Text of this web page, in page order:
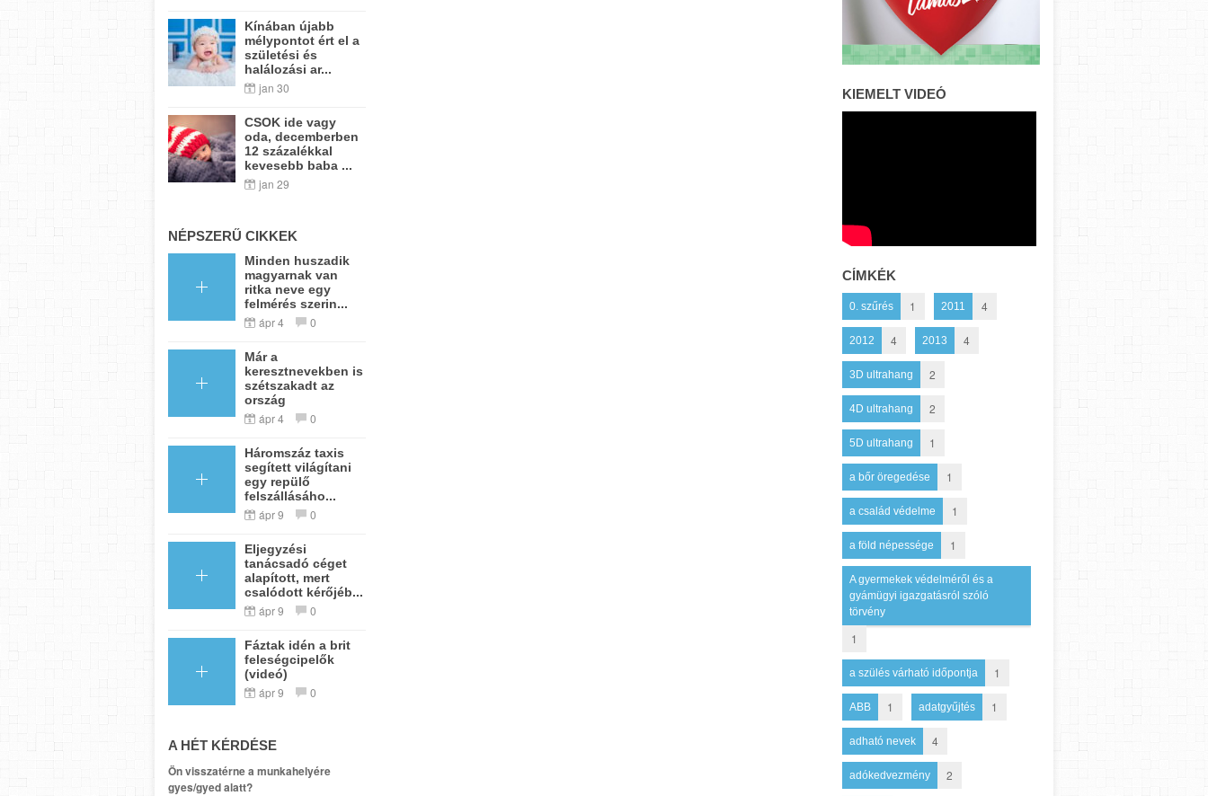
Kínában újabb
mélypontot ért el a
születési és
halálozási ar...
jan 30
CSOK ide vagy
oda, decemberben
12 százalékkal
kevesebb baba ...
jan 29
NÉPSZERŰ CIKKEK
Minden huszadik
magyarnak van
ritka neve egy
felmérés szerin...
ápr 4 0
Már a
keresztnevekben is
szétszakadt az
ország
ápr 4 0
Háromszáz taxis
segített világítani
egy repülő
felszállásáho...
ápr 9 0
Eljegyzési
tanácsadó céget
alapított, mert
csalódott kérőjéb...
ápr 9 0
Fáztak idén a brit
feleségcipelők
(videó)
ápr 9 0
A HÉT KÉRDÉSE
Ön visszatérne a munkahelyére
gyes/gyed alatt?
KIEMELT VIDEÓ
CÍMKÉK
0. szűrés 1 2011 4
2012 4 2013 4
3D ultrahang 2
4D ultrahang 2
5D ultrahang 1
a bőr öregedése 1
a család védelme 1
a föld népessége 1
A gyermekek védelméről és a
gyámügyi igazgatásról szóló
törvény
1
a szülés várható időpontja 1
ABB 1 adatgyűjtés 1
adható nevek 4
adókedvezmény 2